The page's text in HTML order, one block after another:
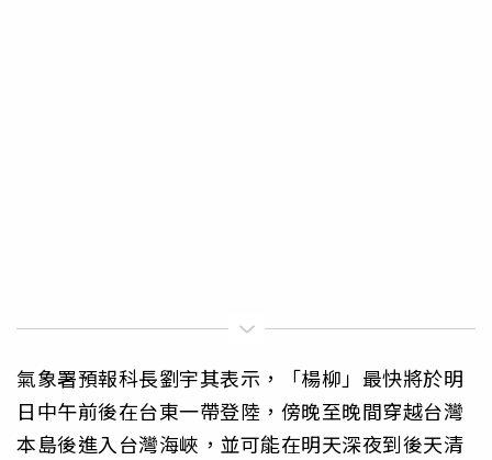
氣象署預報科長劉宇其表示，「楊柳」最快將於明
日中午前後在台東一帶登陸，傍晚至晚間穿越台灣
本島後進入台灣海峽，並可能在明天深夜到後天清